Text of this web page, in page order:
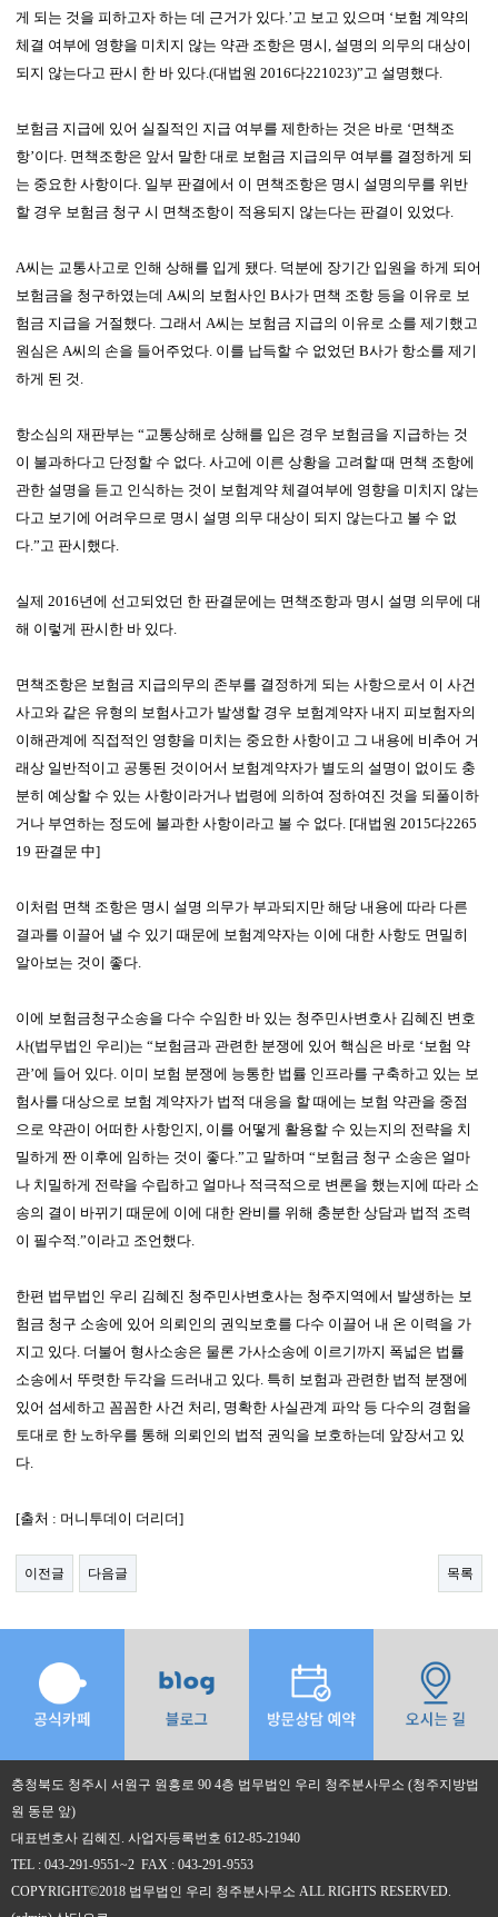
게 되는 것을 피하고자 하는 데 근거가 있다.’고 보고 있으며 ‘보험 계약의
체결 여부에 영향을 미치지 않는 약관 조항은 명시, 설명의 의무의 대상이
되지 않는다고 판시 한 바 있다.(대법원 2016다221023)”고 설명했다.
보험금 지급에 있어 실질적인 지급 여부를 제한하는 것은 바로 ‘면책조
항’이다. 면책조항은 앞서 말한 대로 보험금 지급의무 여부를 결정하게 되
는 중요한 사항이다. 일부 판결에서 이 면책조항은 명시 설명의무를 위반
할 경우 보험금 청구 시 면책조항이 적용되지 않는다는 판결이 있었다.
A씨는 교통사고로 인해 상해를 입게 됐다. 덕분에 장기간 입원을 하게 되어
보험금을 청구하였는데 A씨의 보험사인 B사가 면책 조항 등을 이유로 보
험금 지급을 거절했다. 그래서 A씨는 보험금 지급의 이유로 소를 제기했고
원심은 A씨의 손을 들어주었다. 이를 납득할 수 없었던 B사가 항소를 제기
하게 된 것.
항소심의 재판부는 “교통상해로 상해를 입은 경우 보험금을 지급하는 것
이 불과하다고 단정할 수 없다. 사고에 이른 상황을 고려할 때 면책 조항에
관한 설명을 듣고 인식하는 것이 보험계약 체결여부에 영향을 미치지 않는
다고 보기에 어려우므로 명시 설명 의무 대상이 되지 않는다고 볼 수 없
다.”고 판시했다.
실제 2016년에 선고되었던 한 판결문에는 면책조항과 명시 설명 의무에 대
해 이렇게 판시한 바 있다.
면책조항은 보험금 지급의무의 존부를 결정하게 되는 사항으로서 이 사건
사고와 같은 유형의 보험사고가 발생할 경우 보험계약자 내지 피보험자의
이해관계에 직접적인 영향을 미치는 중요한 사항이고 그 내용에 비추어 거
래상 일반적이고 공통된 것이어서 보험계약자가 별도의 설명이 없이도 충
분히 예상할 수 있는 사항이라거나 법령에 의하여 정하여진 것을 되풀이하
거나 부연하는 정도에 불과한 사항이라고 볼 수 없다. [대법원 2015다2265
19 판결문 中]
이처럼 면책 조항은 명시 설명 의무가 부과되지만 해당 내용에 따라 다른
결과를 이끌어 낼 수 있기 때문에 보험계약자는 이에 대한 사항도 면밀히
알아보는 것이 좋다.
이에 보험금청구소송을 다수 수임한 바 있는 청주민사변호사 김혜진 변호
사(법무법인 우리)는 “보험금과 관련한 분쟁에 있어 핵심은 바로 ‘보험 약
관’에 들어 있다. 이미 보험 분쟁에 능통한 법률 인프라를 구축하고 있는 보
험사를 대상으로 보험 계약자가 법적 대응을 할 때에는 보험 약관을 중점
으로 약관이 어떠한 사항인지, 이를 어떻게 활용할 수 있는지의 전략을 치
밀하게 짠 이후에 임하는 것이 좋다.”고 말하며 “보험금 청구 소송은 얼마
나 치밀하게 전략을 수립하고 얼마나 적극적으로 변론을 했는지에 따라 소
송의 결이 바뀌기 때문에 이에 대한 완비를 위해 충분한 상담과 법적 조력
이 필수적.”이라고 조언했다.
한편 법무법인 우리 김혜진 청주민사변호사는 청주지역에서 발생하는 보
험금 청구 소송에 있어 의뢰인의 권익보호를 다수 이끌어 내 온 이력을 가
지고 있다. 더불어 형사소송은 물론 가사소송에 이르기까지 폭넓은 법률
소송에서 뚜렷한 두각을 드러내고 있다. 특히 보험과 관련한 법적 분쟁에
있어 섬세하고 꼼꼼한 사건 처리, 명확한 사실관계 파악 등 다수의 경험을
토대로 한 노하우를 통해 의뢰인의 법적 권익을 보호하는데 앞장서고 있
다.
[출처 : 머니투데이 더리더]​
이전글 다음글 목록
충청북도 청주시 서원구 원흥로 90 4층 법무법인 우리 청주분사무소 (청주지방법
원 동문 앞)
대표변호사 김혜진. 사업자등록번호 612-85-21940
TEL : 043-291-9551~2 FAX : 043-291-9553
COPYRIGHT©2018 법무법인 우리 청주분사무소 ALL RIGHTS RESERVED.